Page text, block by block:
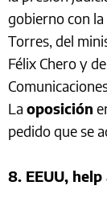
gobierno con
Torres, del
Félix Chero y
La oposición
pedido que se
8. EEUU, help